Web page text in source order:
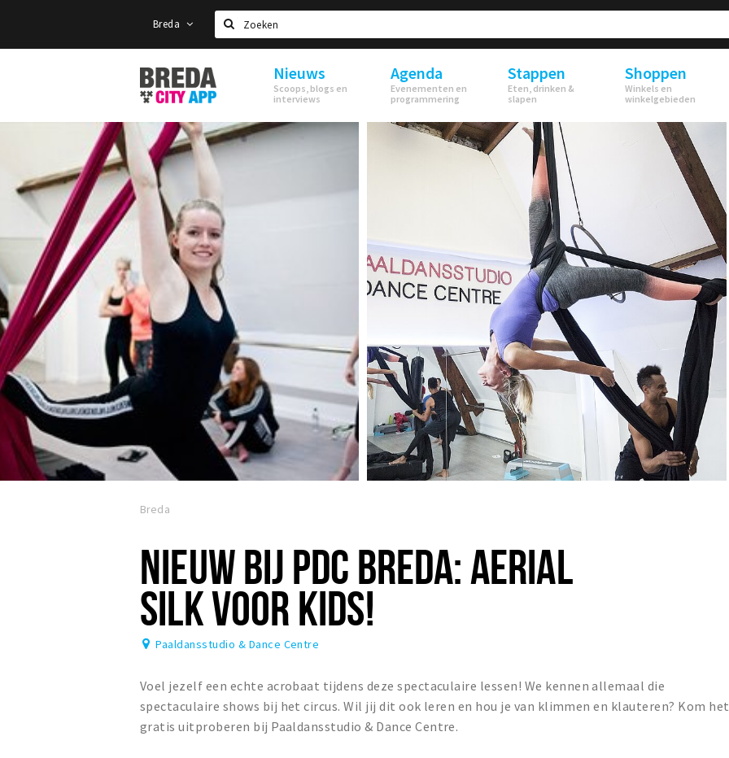
Breda
Zoeken
Stappen
&
Shoppen
Breda
Nieuws
Scoops, blogs en
interviews
Agenda
Evenementen en
programmering
Stappen
Eten, drinken &
slapen
Shoppen
Winkels en
winkelgebieden
Breda
NIEUW BIJ PDC BREDA: AERIAL
SILK VOOR KIDS!
Paaldansstudio & Dance Centre
Voel jezelf een echte acrobaat tijdens deze spectaculaire lessen! We kennen allemaal die
spectaculaire shows bij het circus. Wil jij dit ook leren en hou je van klimmen en klauteren? Kom het
gratis uitproberen bij Paaldansstudio & Dance Centre.